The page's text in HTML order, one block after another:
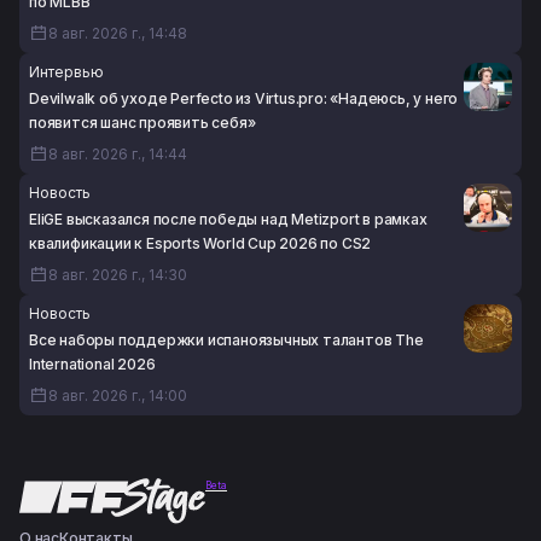
8 авг. 2026 г., 14:48
Интервью
Devilwalk об уходе Perfecto из Virtus.pro: «Надеюсь, у него
появится шанс проявить себя»
8 авг. 2026 г., 14:44
Новость
EliGE высказался после победы над Metizport в рамках
квалификации к Esports World Cup 2026 по CS2
8 авг. 2026 г., 14:30
Новость
Все наборы поддержки испаноязычных талантов The
International 2026
8 авг. 2026 г., 14:00
Beta